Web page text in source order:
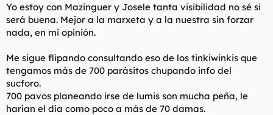
:
Yo estoy con Mazinguer y Josele tanta visibilidad no sé si
será buena. Mejor a la marxeta y a la nuestra sin forzar
nada, en mi opinión.
Me sigue flipando consultando eso de los tinkiwinkis que
tengamos más de 700 parásitos chupando info del
sucforo.
700 pavos planeando irse de lumis son mucha peña, le
harían el día como poco a más de 70 damas.